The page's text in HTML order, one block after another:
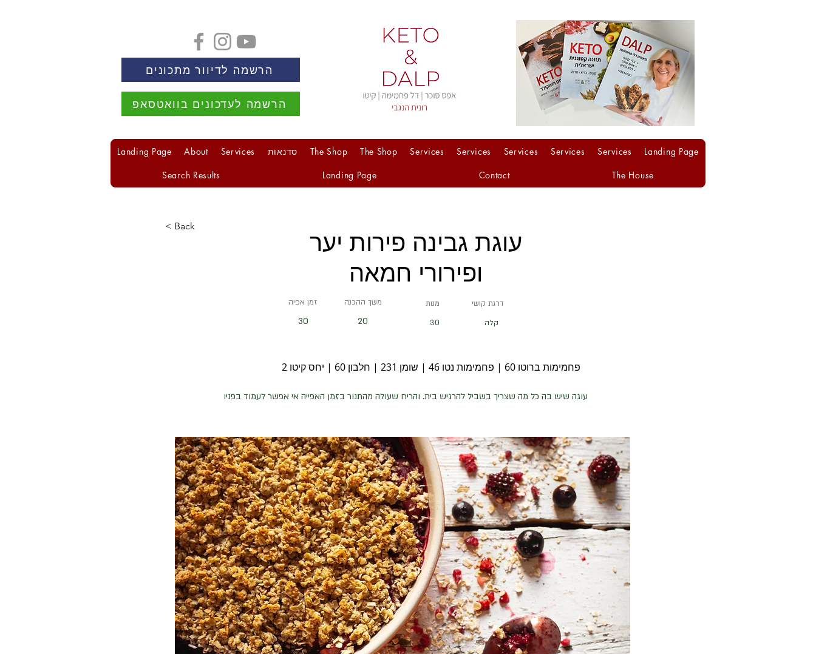
הרשמה לדיוור מתכונים
הרשמה לעדכונים בוואטסאפ
Landing Page
Services
Services
Services
Services
Services
The Shop
The Shop סדנאות Services
About
Landing Page
The House
Contact
Landing Page
Search Results
< Back
עוגת גבינה פירות יער
ופירורי חמאה
זמן אפיה
30
משך ההכנה
20
מנות
30
דרגת קושי
קלה
פחמימות ברוטו 60 | פחמימות נטו 46 | שומן 231 | חלבון 60 | יחס קיטו 2
עוגה שיש בה כל מה שצריך בשביל להרגיש בית. והריח שעולה מהתנור בזמן האפייה אי אפשר לעמוד בפניו